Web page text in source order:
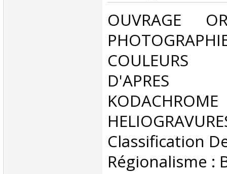
‎OUVRAGE
COULEURS
D'APRES
Classification
Régionalisme :